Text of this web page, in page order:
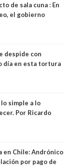
de sala cuna : En
el gobierno
despide con
día en esta tortura
lo simple a lo
Por Ricardo
en Chile: Andrónico
por pago de